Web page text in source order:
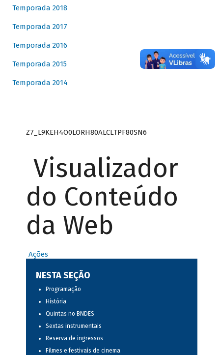
Temporada 2018
Temporada 2017
Temporada 2016
Temporada 2015
Temporada 2014
Z7_L9KEH4O0LORH80ALCLTPF80SN6
Visualizador
do Conteúdo
da Web
Ações
NESTA SEÇÃO
Programação
História
Quintas no BNDES
Sextas instrumentais
Reserva de ingressos
Filmes e festivais de cinema